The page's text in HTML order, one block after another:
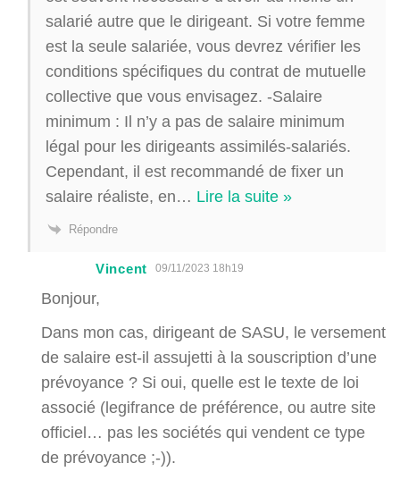
salarié autre que le dirigeant. Si votre femme
est la seule salariée, vous devrez vérifier les
conditions spécifiques du contrat de mutuelle
collective que vous envisagez. -Salaire
minimum : Il n’y a pas de salaire minimum
légal pour les dirigeants assimilés-salariés.
Cependant, il est recommandé de fixer un
salaire réaliste, en… Lire la suite »
Répondre
Vincent 09/11/2023 18h19
Bonjour,
Dans mon cas, dirigeant de SASU, le versement
de salaire est-il assujetti à la souscription d’une
prévoyance ? Si oui, quelle est le texte de loi
associé (legifrance de préférence, ou autre site
officiel… pas les sociétés qui vendent ce type
de prévoyance ;-)).